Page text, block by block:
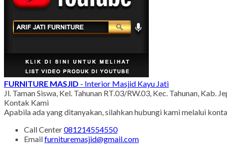
FURNITURE MASJID - Interior Masjid Kayu Jati
Jl. Taman Siswa, Kel. Tahunan RT.03/RW.03, Kec. Tahunan, Kab.
Kontak Kami
Apabila ada yang ditanyakan, silahkan hubungi kami melalui
Call Center081214554550
Emailfurnituremasjid@gmail.com